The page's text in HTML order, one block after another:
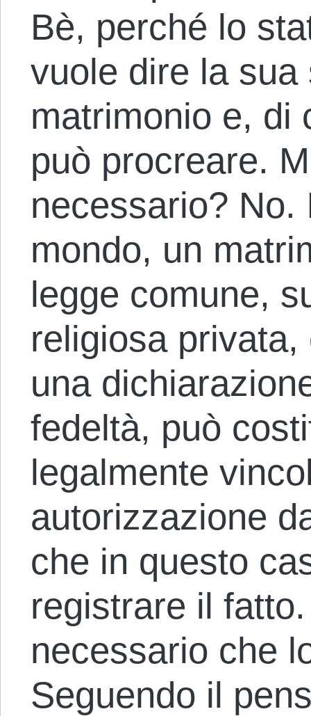
Bè, perché lo
vuole dire la
matrimonio e, di
può procreare.
necessario?
mondo, un
legge comune,
religiosa
una
fedeltà, può
legalmente
autorizzazione
che in questo
registrare il
necessario che
Seguendo il